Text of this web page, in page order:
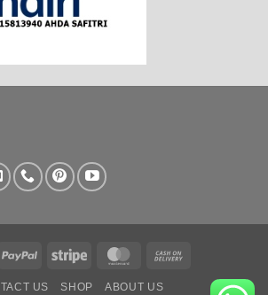
PayPal Stripe MasterCard
US SHOP ABOUT US